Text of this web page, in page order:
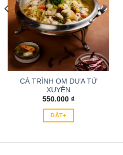
CÁ TRÌNH OM DƯA TỨ
XUYÊN
550.000 ₫
ĐẶT+